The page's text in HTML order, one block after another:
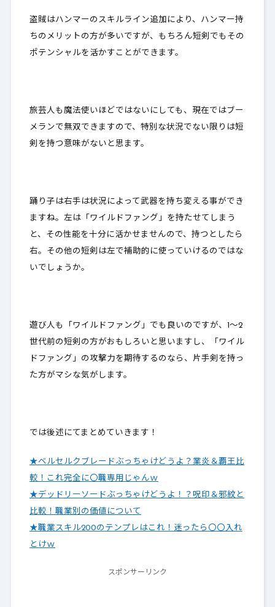
盗賊はハンマーのスキルライン追加により、ハンマー持
ちのメリットの方が多いですが、もちろん短剣でもその
ポテンシャルを活かすことができます。
旅芸人も魔法使いほどではないにしても、現在ではブー
メランで無双できますので、特別な状況でない限りは短
剣を持つ意味がないと思ます。
踊り子は右手は状況によって武器を持ち変える事ができ
ますね。左は「ワイルドファング」を持たせてしまう
と、その性能を十分に活かせませんので、持つとしたら
右。その他の短剣は左で補助的に使っていけるのではな
いでしょうか。
遊び人も「ワイルドファング」でも良いのですが、1～2
世代前の短剣の方がおもしろい と思いますし、「ワイル
ドファング」の攻撃力を期待するのなら、片手剣を持っ
た方がマシな気がします。
では後述にてまとめていきます！
★ベルセルクブレードぶっちゃけどうよ？業炎＆覇王比
較！これ完全に〇職専用じゃんｗ
★デッドリーソードぶっちゃけどうよ！？呪印＆邪紋と
比較！職業別の価値について
★職業スキル200のテンプレはこれ！迷ったら〇〇入れ
とけｗ
スポンサーリンク